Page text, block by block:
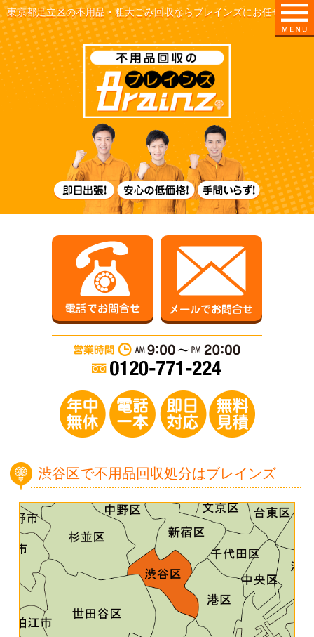
東京都足立区の不用品・粗大ごみ回収ならブレインズにお任せ！
即日出張！
電話でお問合せ
渋谷区で不用品回収処分はブレインズ